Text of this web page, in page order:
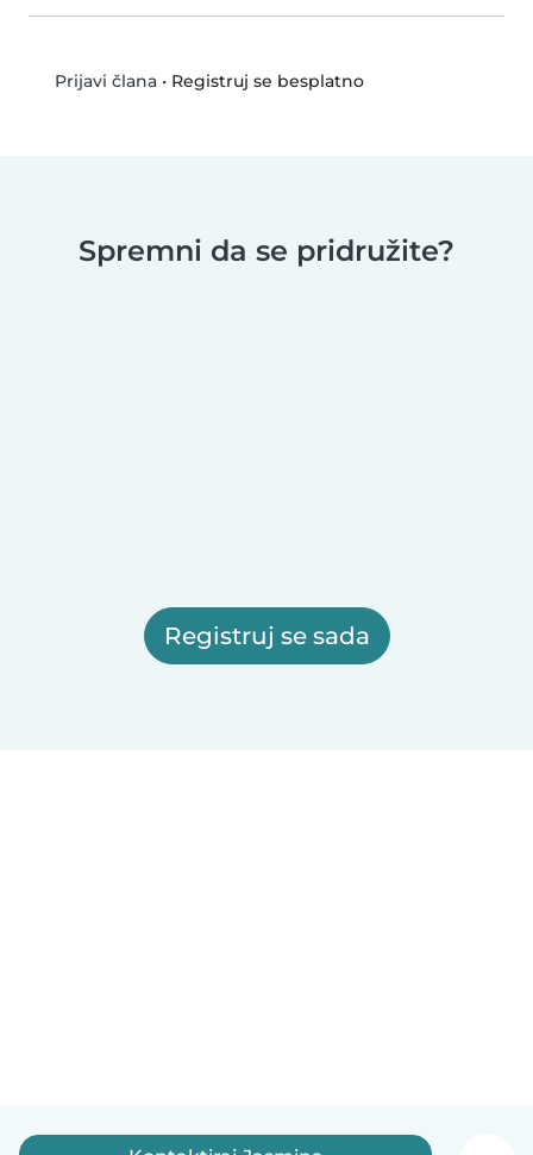
Prijavi člana• Registruj se besplatno
Spremni da se pridružite?
Registruj se sada